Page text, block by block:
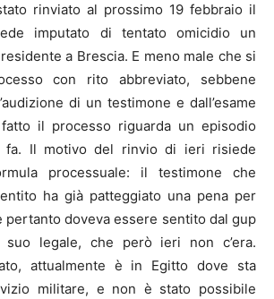
rinviato al prossimo 19 febbraio il
imputato di tentato omicidio un
a Brescia. E meno male che si
con rito abbreviato, sebbene
di un testimone e dall’esame
fatto il processo riguarda un episodio
fa. Il motivo del rinvio di ieri risiede
processuale: il testimone che
ha già patteggiato una pena per
pertanto doveva essere sentito dal gup
legale, che però ieri non c’era.
attualmente è in Egitto dove sta
militare, e non è stato possibile